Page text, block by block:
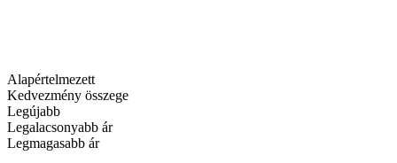
Alapértelmezett
Kedvezmény összege
Legújabb
Legalacsonyabb ár
Legmagasabb ár